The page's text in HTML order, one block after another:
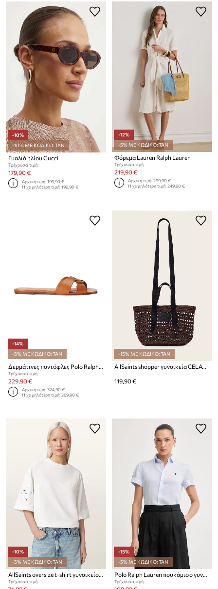
-10%
-10% ΜΕ ΚΩΔΙΚΟ: TAN
Γυαλιά ηλίου Gucci
Τρέχουσα τιμή:
179,90 €
Αρχική τιμή:199,90 €
Η χαμηλότερη τιμή:199,90 €
-12%
-5% ΜΕ ΚΩΔΙΚΟ: TAN
Φόρεμα Lauren Ralph Lauren
Τρέχουσα τιμή:
219,90 €
Αρχική τιμή:299,90 €
Η χαμηλότερη τιμή:249,90 €
-14%
-5% ΜΕ ΚΩΔΙΚΟ: TAN
Δερμάτινες παντόφλες Polo Ralph Lauren Ring
Τρέχουσα τιμή:
229,90 €
Αρχική τιμή:324,90 €
Η χαμηλότερη τιμή:269,90 €
-15% ΜΕ ΚΩΔΙΚΟ: TAN
AllSaints shopper γυναικεία CELAYNE
119,90 €
-10%
-5% ΜΕ ΚΩΔΙΚΟ: TAN
AllSaints oversize t-shirt γυναικείο βαμβακερό LOLA
Τρέχουσα τιμή:
-15%
-5% ΜΕ ΚΩΔΙΚΟ: TAN
Polo Ralph Lauren πουκάμισο γυναικείο λινό PD LINEN-WVN-SHIRT
Τρέχουσα τιμή: